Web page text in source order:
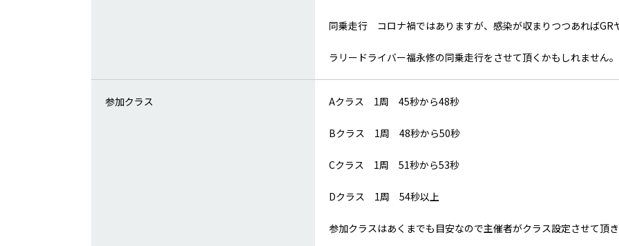
同乗走行 コロナ禍ではありますが、感染が収まりつつあればGR
ラリードライバー福永修の同乗走行をさせて頂くかもしれません。
参加クラス Aクラス 1周 45秒から48秒
Bクラス 1周 48秒から50秒
Cクラス 1周 51秒から53秒
Dクラス 1周 54秒以上
参加クラスはあくまでも目安なので主催者がクラス設定させて頂